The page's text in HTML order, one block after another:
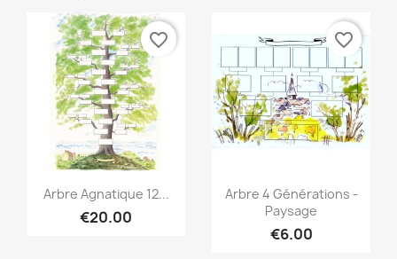
 Quick view
Arbre Agnatique 12...
€20.00
favorite_border
Quick view
Arbre 4 Générations -
Paysage
€6.00
favorite_border